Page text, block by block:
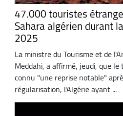
47.000 touristes
Sahara algérien durant
2025
La ministre du Tourisme et de
Meddahi, a affirmé, jeudi, que
connu "une reprise notable"
régularisation, l'Algérie ayant ...